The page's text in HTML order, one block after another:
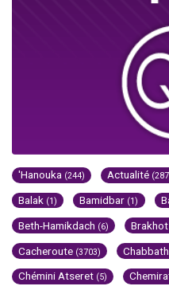
'Hanouka (244) Actualité
Balak (1) Bamidbar (1)
Beth-Hamikdach (6) Brakhot
Cacheroute (3703) Chabbath
Chémini Atseret (5)